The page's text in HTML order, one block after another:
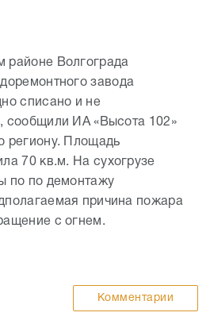
районе Волгограда
завода
списано и не
сообщили ИА «Высота 102»
региону. Площадь
70 кв.м. На сухогрузе
по по демонтажу
причина пожара
с огнем.
Комментарии